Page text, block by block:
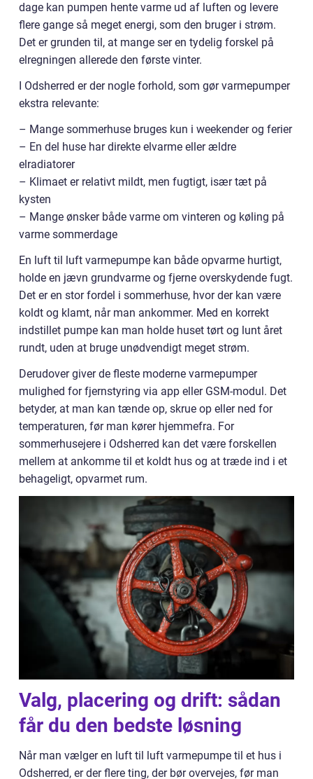
dage kan pumpen hente varme ud af luften og levere
flere gange så meget energi, som den bruger i strøm.
Det er grunden til, at mange ser en tydelig forskel på
elregningen allerede den første vinter.
I Odsherred er der nogle forhold, som gør varmepumper
ekstra relevante:
– Mange sommerhuse bruges kun i weekender og ferier
– En del huse har direkte elvarme eller ældre
elradiatorer
– Klimaet er relativt mildt, men fugtigt, især tæt på
kysten
– Mange ønsker både varme om vinteren og køling på
varme sommerdage
En luft til luft varmepumpe kan både opvarme hurtigt,
holde en jævn grundvarme og fjerne overskydende fugt.
Det er en stor fordel i sommerhuse, hvor der kan være
koldt og klamt, når man ankommer. Med en korrekt
indstillet pumpe kan man holde huset tørt og lunt året
rundt, uden at bruge unødvendigt meget strøm.
Derudover giver de fleste moderne varmepumper
mulighed for fjernstyring via app eller GSM-modul. Det
betyder, at man kan tænde op, skrue op eller ned for
temperaturen, før man kører hjemmefra. For
sommerhusejere i Odsherred kan det være forskellen
mellem at ankomme til et koldt hus og at træde ind i et
behageligt, opvarmet rum.
Valg, placering og drift: sådan
får du den bedste løsning
Når man vælger en luft til luft varmepumpe til et hus i
Odsherred, er der flere ting, der bør overvejes, før man